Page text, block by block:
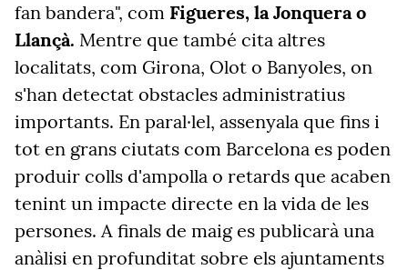
fan bandera", com Figueres, la Jonquera o
Llançà. Mentre que també cita altres
localitats, com Girona, Olot o Banyoles, on
s'han detectat obstacles administratius
importants. En paral·lel, assenyala que fins i
tot en grans ciutats com Barcelona es poden
produir colls d'ampolla o retards que acaben
tenint un impacte directe en la vida de les
persones. A finals de maig es publicarà una
anàlisi en profunditat sobre els ajuntaments